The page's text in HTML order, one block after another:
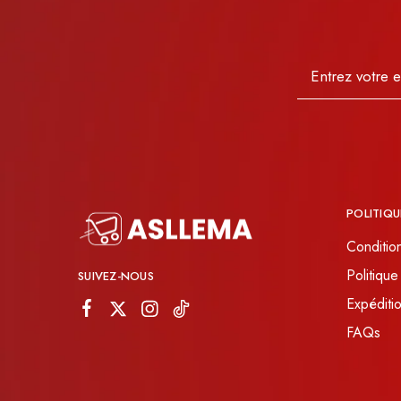
SUIVEZ-NOUS
FAQs